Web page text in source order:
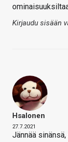
Kirjaudu sisään
Hsalonen
27.7.2021
Jännää